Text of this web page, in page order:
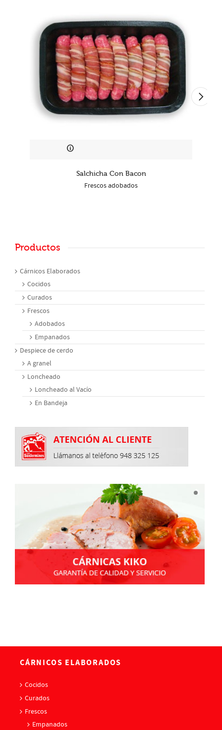
Salchicha Con Bacon
Frescos adobados
Productos
Cárnicos Elaborados
Cocidos
Curados
Frescos
Adobados
Empanados
Despiece de cerdo
A granel
Loncheado
Loncheado al Vacío
En Bandeja
CÁRNICOS ELABORADOS
Cocidos
Curados
Frescos
Empanados